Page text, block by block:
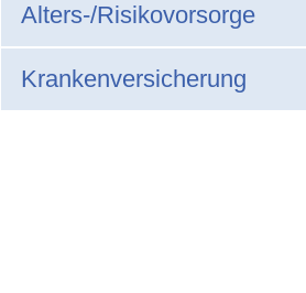
Alters-/Risikovorsorge
Krankenversicherung